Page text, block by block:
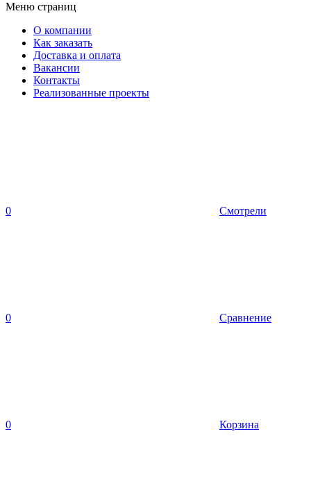
Меню страниц
О компании
Как заказать
Доставка и оплата
Вакансии
Контакты
Реализованные проекты
0 Смотрели
0 Сравнение
0 Корзина